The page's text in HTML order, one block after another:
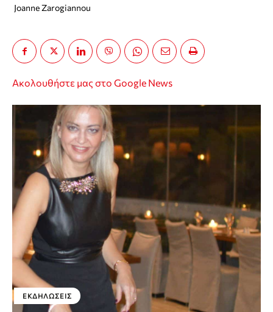
Joanne Zarogiannou
Ακολουθήστε μας στο Google News
ΕΚΔΗΛΏΣΕΙΣ